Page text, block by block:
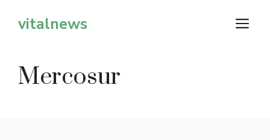
Inhaltvitalnews
Mercosur